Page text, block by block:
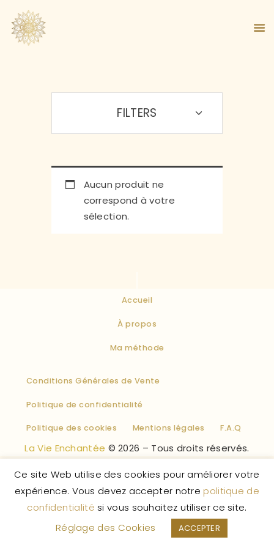
À PROPOS
BOUTIQUE
BLOG
PANIER
Aucun produit ne
correspond à votre
sélection.
FILTERS
Accueil
À propos
Ma méthode
Conditions Générales de Vente
Politique de confidentialité
Politique des cookies Mentions légales F.A.Q
La Vie Enchantée © 2026 – Tous droits réservés.
Ce site Web utilise des cookies pour améliorer votre
expérience. Vous devez accepter notre politique de
confidentialité si vous souhaitez utiliser ce site.
Réglage des Cookies
ACCEPTER